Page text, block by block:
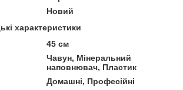
Новий
характеристики
45 см
Чавун, Мінеральний
наповнювач, Пластик
Домашні, Професійні